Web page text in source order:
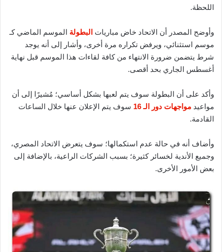
اللحظة.
وأوضح المصدر أن الاتحاد خاض مباريات البطولة الموسم الماضي كـ
موسم استثنائي، ويرفض تكراره مرة أخرى، وأشار إلى أنه يوجد
شرط يتضمن ضرورة الانتهاء من كافة لقاءات هذا الموسم قبل نهاية
أغسطس الجاري بحد أقصى.
وأكد على أن البطولة سوف يتم لعبها بشكل أساسي؛ مُشيرًا إلى أن
مواعيد مواجهات دور الـ 16
سوف يتم الإعلان عنها خلال الساعات
القادمة.
وأضاف أنه في حالة عدم استكمالها؛ سوف يتعرض الاتحاد المصري،
وجميع الأندية لخسائر كثيرة؛ بسبب الشركات الراعية، بالإضافة إلى
بعض الأمور الأخرى.